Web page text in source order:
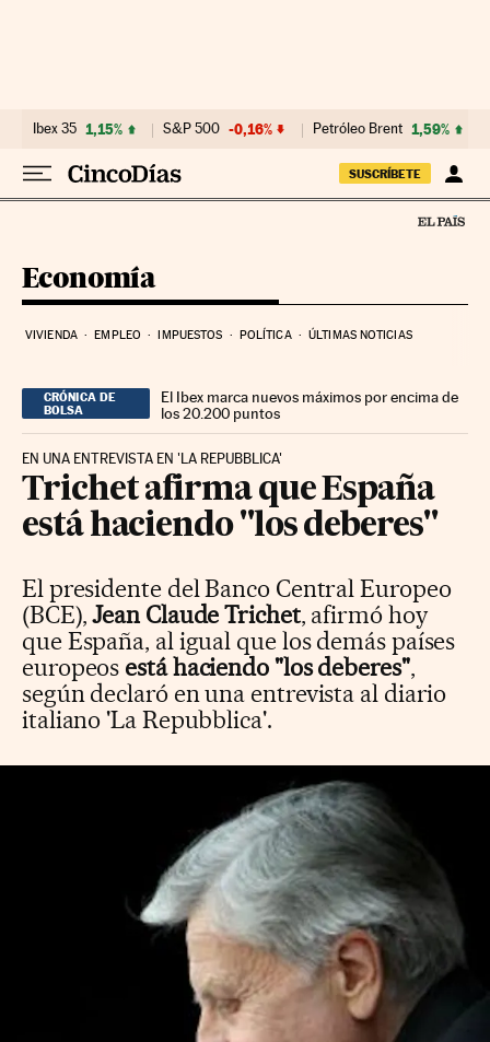
Ibex 35 1,15% S&P 500 -0,16% Petróleo Brent 1,59%
SUSCRÍBETE
Economía
VIVIENDA EMPLEO IMPUESTOS POLÍTICA ÚLTIMAS NOTICIAS
CRÓNICA DE
BOLSA
El Ibex marca nuevos máximos por encima de
los 20.200 puntos
EN UNA ENTREVISTA EN 'LA REPUBBLICA'
Trichet afirma que España
está haciendo "los deberes"
El presidente del Banco Central Europeo
(BCE),Jean Claude Trichet, afirmó hoy
que España, al igual que los demás países
europeos está haciendo "los deberes",
según declaró en una entrevista al diario
italiano 'La Repubblica'.